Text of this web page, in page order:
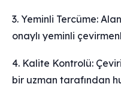
3. Yeminli Tercüme:
onaylı yeminli
4. Kalite Kontrolü:
bir uzman tarafından